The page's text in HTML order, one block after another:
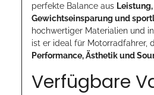
perfekte Balance aus Leistung,
Gewichtseinsparung und
hochwertiger Materialien und
ist er ideal für Motorradfahrer,
Performance, Ästhetik und
Verfügbare